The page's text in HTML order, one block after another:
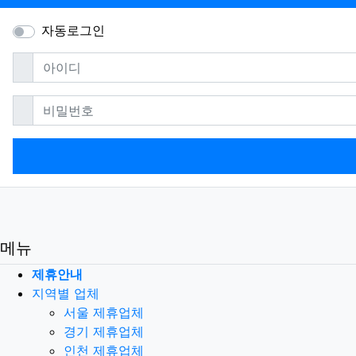
자동로그인
아이디필수
비밀번호필수
메뉴
제휴안내
지역별 업체
서울 제휴업체
경기 제휴업체
인천 제휴업체